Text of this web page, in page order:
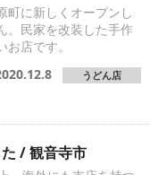
町に新しくオープンし
。民家を改装した手作
お店です。
うどん店
/ 観音寺市